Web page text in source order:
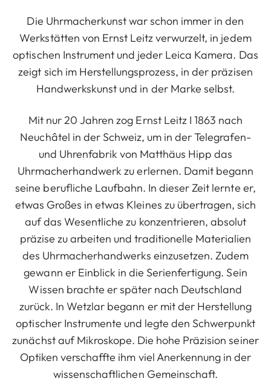
Die Uhrmacherkunst war schon immer in den
Werkstätten von Ernst Leitz verwurzelt, in jedem
optischen Instrument und jeder Leica Kamera. Das
zeigt sich im Herstellungsprozess, in der präzisen
Handwerkskunst und in der Marke selbst.
Mit nur 20 Jahren zog Ernst Leitz I 1863 nach
Neuchâtel in der Schweiz, um in der Telegrafen-
und Uhrenfabrik von Matthäus Hipp das
Uhrmacherhandwerk zu erlernen. Damit begann
seine berufliche Laufbahn. In dieser Zeit lernte er,
etwas Großes in etwas Kleines zu übertragen, sich
auf das Wesentliche zu konzentrieren, absolut
präzise zu arbeiten und traditionelle Materialien
des Uhrmacherhandwerks einzusetzen. Zudem
gewann er Einblick in die Serienfertigung. Sein
Wissen brachte er später nach Deutschland
zurück. In Wetzlar begann er mit der Herstellung
optischer Instrumente und legte den Schwerpunkt
zunächst auf Mikroskope. Die hohe Präzision seiner
Optiken verschaffte ihm viel Anerkennung in der
wissenschaftlichen Gemeinschaft.